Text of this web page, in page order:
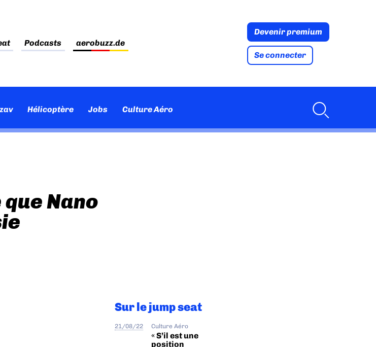
Podcasts aerobuzz.de
Devenir premium
Se connecter
Hélicoptère Jobs Culture Aéro
Nano
Sur le jump seat
21/08/22 Culture Aéro
« S’il est une
position